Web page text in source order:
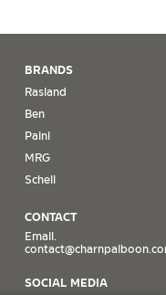
BRANDS
Rasland
Ben
Paini
MRG
Schell
CONTACT
Email.
SOCIAL MEDIA